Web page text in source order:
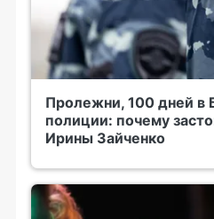
Пролежни, 100 дней в
полиции: почему
Ирины Зайченко